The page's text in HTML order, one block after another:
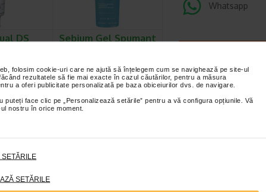
folosim cookie-uri care ne ajută să înțelegem cum se navighează pe site-ul
rezultatele să fie mai exacte în cazul căutărilor, pentru a măsura
a oferi publicitate personalizată pe baza obiceiurilor dvs. de navigare.
face clic pe „Personalizează setările” pentru a vă configura opțiunile. Vă
nostru în orice moment.
SETĂRILE
SETĂRILE
DS
Ducray
Sebium Gel Spumant
Bioderma Sebium Gel Spumant
este solutia ideala pentru
Whatsapp